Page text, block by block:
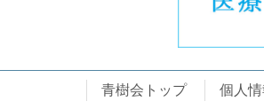
青樹会トップ 個人